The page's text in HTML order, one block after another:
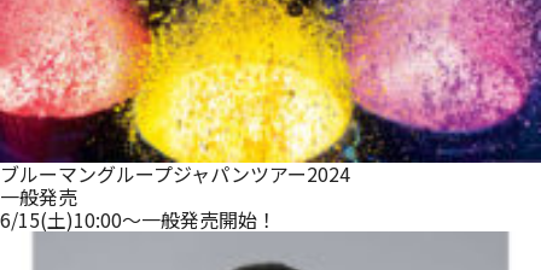
ブルーマングループジャパンツアー2024
一般発売
6/15(土)10:00～一般発売開始！